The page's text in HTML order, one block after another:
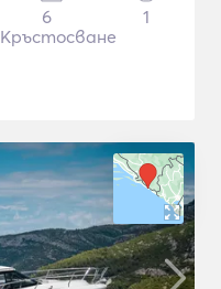
6
Кръстосване
1